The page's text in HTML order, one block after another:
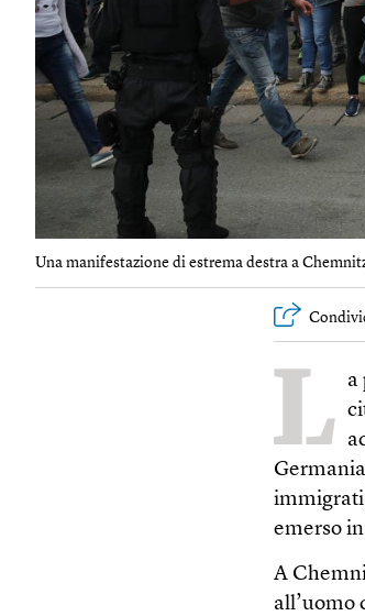
Una manifestazione di estrema destra a
L
a
emerso
A
all’uomo